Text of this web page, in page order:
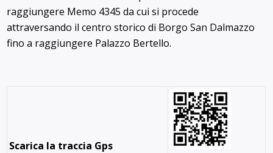
raggiungere Memo 4345 da cui si procede
attraversando il centro storico di Borgo San Dalmazzo
fino a raggiungere Palazzo Bertello.
Scarica la traccia Gps